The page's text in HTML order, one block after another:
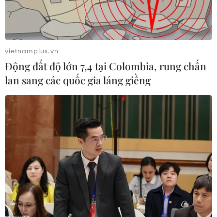
Các số liệu thống kê cho thấy mùa mưa ở Italy ngày càng kéo
dài và trở nên nghiêm trọng hơn trong những năm qua.
(Nguồn: Getty Images)
Venice, thành phố kênh đào nằm ở miền Bắc
Italy, đang đối mặt với trận lụt lớn đầu mùa
mưa khi mực nước trên các kênh được dự đoán
vietnamplus.vn
Động đất độ lớn 7,4 tại Colombia, rung chấn
lan sang các quốc gia láng giềng